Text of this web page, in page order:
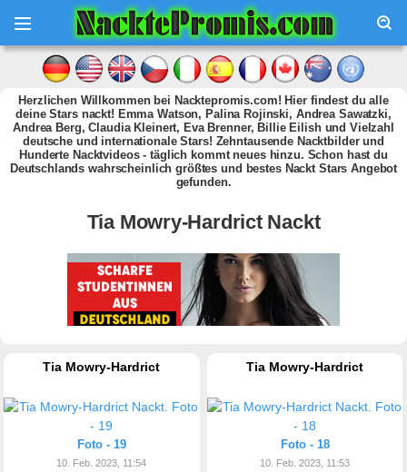
Herzlichen Willkommen bei Nacktepromis.com! Hier findest du alle
deine Stars nackt! Emma Watson, Palina Rojinski, Andrea Sawatzki,
Andrea Berg, Claudia Kleinert, Eva Brenner, Billie Eilish und Vielzahl
deutsche und internationale Stars! Zehntausende Nacktbilder und
Hunderte Nacktvideos - täglich kommt neues hinzu. Schon hast du
Deutschlands wahrscheinlich größtes und bestes Nackt Stars Angebot
gefunden.
Tia Mowry-Hardrict Nackt
Tia Mowry-Hardrict
Foto - 19
10. Feb. 2023, 11:54
Tia Mowry-Hardrict
Foto - 18
10. Feb. 2023, 11:53